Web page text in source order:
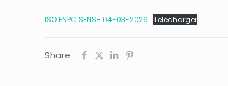
ISO ENPC SENS- 04-03-2026 Télécharger
Share